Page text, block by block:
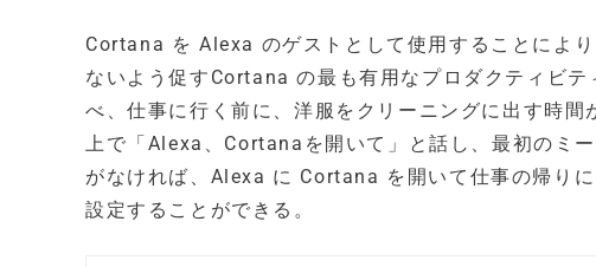
Cortana を Alexa のゲストとして使用することによ
ないよう促すCortana の最も有用なプロダクティビ
べ、仕事に行く前に、洋服をクリーニングに出す時
上で「Alexa、Cortanaを開いて」と話し、最初のミ
がなければ、Alexa に Cortana を開いて仕事の帰り
設定することができる。